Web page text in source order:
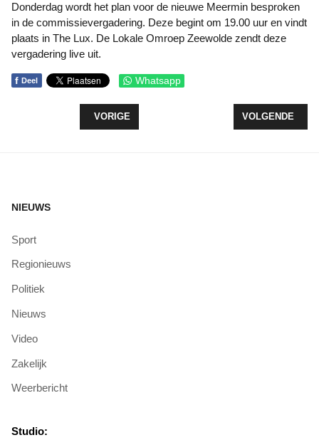
Donderdag wordt het plan voor de nieuwe Meermin besproken
in de commissievergadering. Deze begint om 19.00 uur en vindt
plaats in The Lux. De Lokale Omroep Zeewolde zendt deze
vergadering live uit.
f Deel Whatsapp
VORIG ARTIKEL: MEERDERHEID COMMISSIE
VORIGE VOLGENDE
VOLGENDE
NIEUWS
Sport
Regionieuws
Politiek
Nieuws
Video
Zakelijk
Weerbericht
Studio: